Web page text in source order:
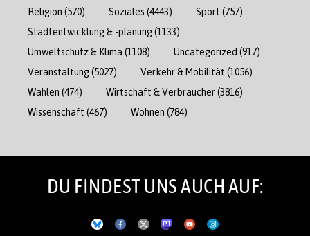
Religion (570) Soziales (4443) Sport (757)
Stadtentwicklung & -planung(1133)
Umweltschutz & Klima (1108) Uncategorized (917)
Veranstaltung(5027) Verkehr & Mobilität (1056)
Wahlen (474) Wirtschaft & Verbraucher(3816)
Wissenschaft (467) Wohnen (784)
DU FINDEST UNS AUCH AUF: